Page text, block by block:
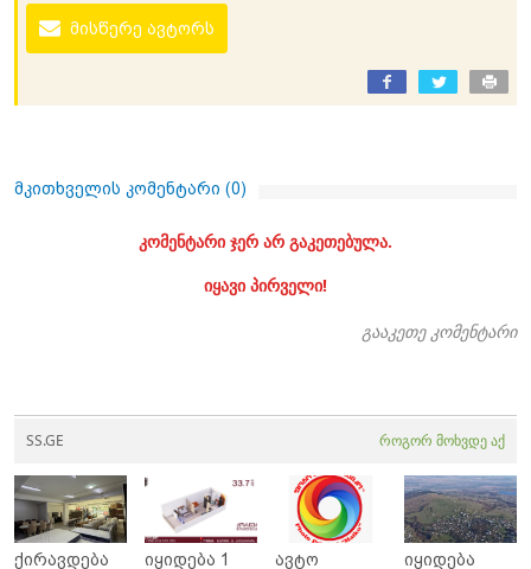
მისწერე ავტორს
მკითხველის კომენტარი (0)
კომენტარი ჯერ არ გაკეთებულა.
იყავი პირველი!
გააკეთე კომენტარი
SS.GE როგორ მოხვდე აქ
ქირავდება იყიდება 1 ავტო იყიდება